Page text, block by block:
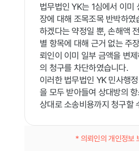
법무법인 YK는 1심에서 이
장에 대해 조목조목 반박하
하겠다는 약정일 뿐, 손해액
별 항목에 대해 근거 없는 주
뢰인이 이미 일부 금액을 변
의 청구를 차단하였습니다.
이러한 법무법인 YK 민사행
을 모두 받아들여 상대방의
상대로 소송비용까지 청구할
* 의뢰인의 개인정보